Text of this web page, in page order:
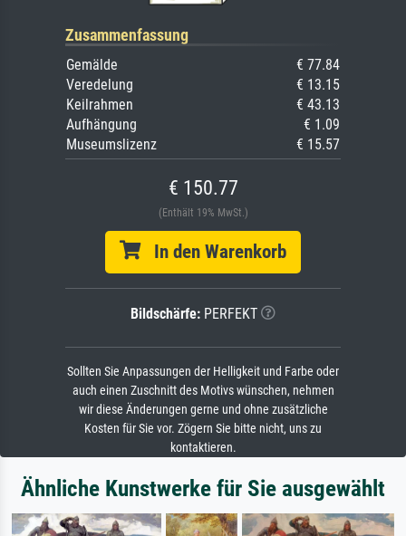
Zusammenfassung
Gemälde
€ 77.84
Veredelung
€ 13.15
Keilrahmen
€ 43.13
Aufhängung
€ 1.09
Museumslizenz
€ 15.57
€ 150.77
(Enthält 19% MwSt.)
In den Warenkorb
Bildschärfe: PERFEKT
Sollten Sie Anpassungen der Helligkeit und Farbe oder
auch einen Zuschnitt des Motivs wünschen, nehmen
wir diese Änderungen gerne und ohne zusätzliche
Kosten für Sie vor. Zögern Sie bitte nicht, uns zu
kontaktieren.
Ähnliche Kunstwerke für Sie ausgewählt